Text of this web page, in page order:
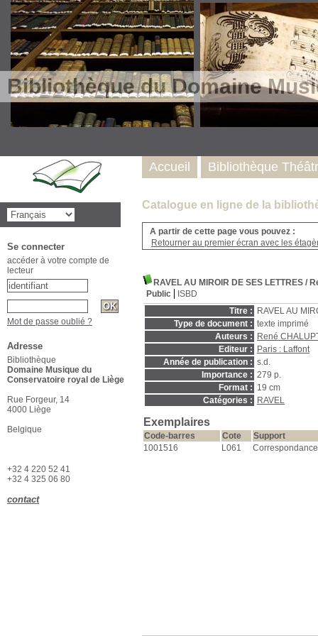
Bibliothèque du Domaine
Catalogue en ligne de la
A partir de cette page vous pouvez :
Retourner au premier écran avec les
RAVEL AU MIROIR DE SES LETTRES /
Public
ISBD
Titre :
RAVEL AU
Type de document : texte imprimé
Auteurs :
René
Editeur :
Paris : Laffont
Année de publication : s.d.
Importance : 279 p.
Format : 19 cm
Catégories :
RAVEL
Exemplaires
Code-barres Cote
Support
1001516
L061 Correspondance
Accueil Bibliothèque
Se connecter
accéder à votre compte de
lecteur
Mot de passe oublié ?
Adresse
Bibliothèque
Domaine Musique du
Conservatoire royal de Liège
Rue Forgeur, 14
4000 Liège
Belgique
+32 4 220 52 41
+32 4 325 06 80
contact